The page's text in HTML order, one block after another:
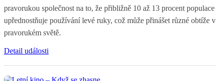
pravorukou společnost na to, že přibližně 10 až 13 procent populace
upřednostňuje používání levé ruky, což může přinášet různé obtíže v
pravorukém světě.
Detail události